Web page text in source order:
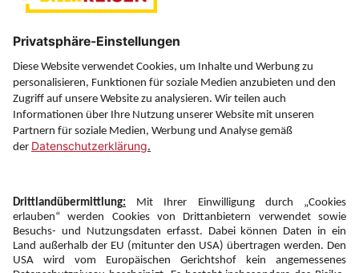
Über uns
Service
Information
Folgen Sie uns auf
Newsletter: